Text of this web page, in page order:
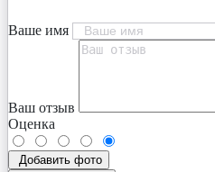
Ваше имя
Ваш отзыв
Оценка
Добавить фото